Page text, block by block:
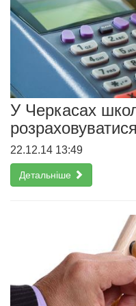
У Черкасах
22.12.14 13:49
Детальніше